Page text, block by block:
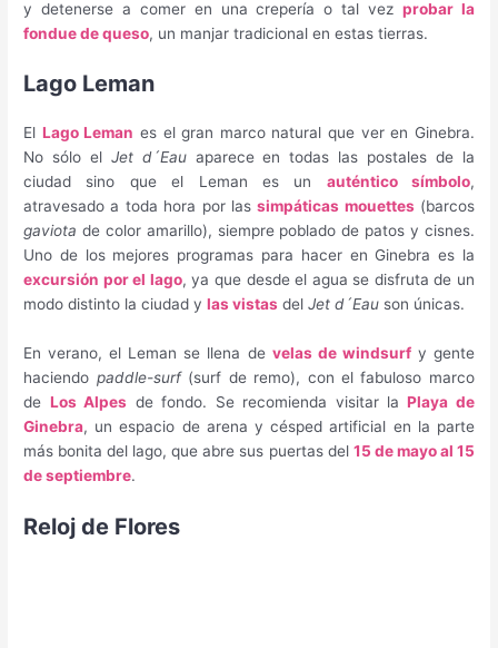
y detenerse a comer en una crepería o tal vezprobar la
fondue de queso, un manjar tradicional en estas tierras.
Lago Leman
El Lago Leman es el gran marco natural que ver en Ginebra.
No sólo el Jet d´Eauaparece en todas las postales de la
ciudad sino que el Leman es un auténtico símbolo,
atravesado a toda hora por lassimpáticas mouettes(barcos
gaviota de color amarillo), siempre poblado de patos y cisnes.
Uno de los mejores programas para hacer en Ginebra es la
excursión por el lago, ya que desde el agua se disfruta de un
modo distinto la ciudad ylas vistas delJet d´Eau son únicas.
En verano, el Leman se llena de velas de windsurfy gente
haciendo paddle-surf(surf de remo), con el fabuloso marco
de Los Alpes de fondo. Se recomienda visitar laPlaya de
Ginebra, un espacio de arena y césped artificial en la parte
más bonita del lago, que abre sus puertas del 15 de mayo al 15
de septiembre.
Reloj de Flores